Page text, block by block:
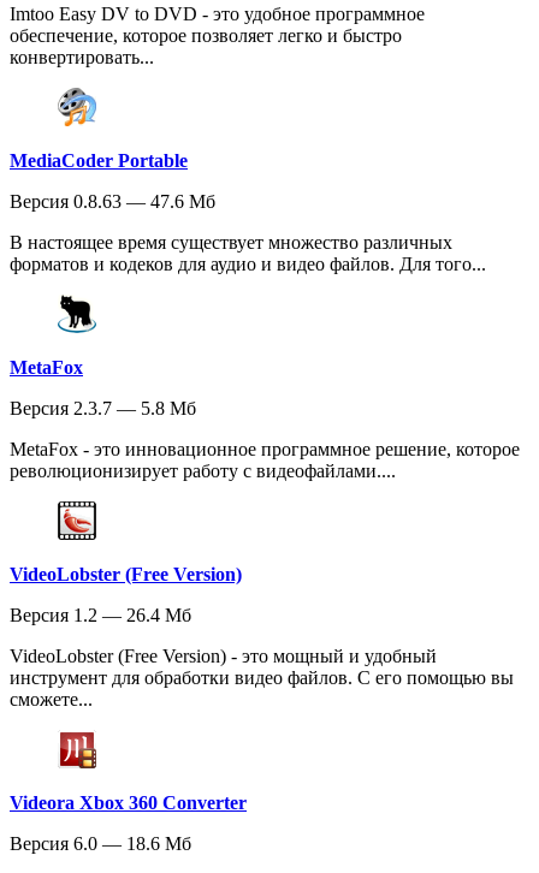
Imtoo Easy DV to DVD - это удобное программное
обеспечение, которое позволяет легко и быстро
конвертировать...
MediaCoder Portable
Версия 0.8.63 — 47.6 Мб
В настоящее время существует множество различных
форматов и кодеков для аудио и видео файлов. Для того...
MetaFox
Версия 2.3.7 — 5.8 Мб
MetaFox - это инновационное программное решение, которое
революционизирует работу с видеофайлами....
VideoLobster (Free Version)
Версия 1.2 — 26.4 Мб
VideoLobster (Free Version) - это мощный и удобный
инструмент для обработки видео файлов. С его помощью вы
сможете...
Videora Xbox 360 Converter
Версия 6.0 — 18.6 Мб